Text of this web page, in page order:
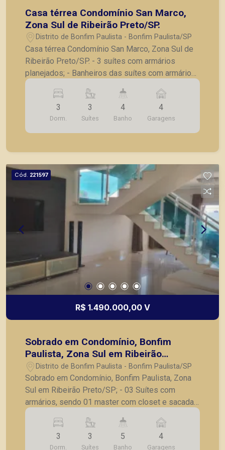
Casa térrea Condomínio San Marco,
Zona Sul de Ribeirão Preto/SP.
Distrito de Bonfim Paulista - Bonfim Paulista/SP
Casa térrea Condomínio San Marco, Zona Sul de
Ribeirão Preto/SP. - 3 suítes com armários
planejados; - Banheiros das suítes com armários,
espelhos e box blindex, fino acabamento; - Sala
para 2 ambientes; - Cozinha/ Área gourmet com
balcão em granito, depurador, cooktop, armários
planejador e churrasqueira elétrica; - Cozinha e
área gourmet integradas a sala; - Banheiro na área
Corredor lateral com jardim; - 4 vagas de
garagem, sendo 2 cobertas; - Frente da casa com
jardim e paisagismo; - Casa nova, recém
construída, com fino acabamento nos quartos e
banheiros, demais ambientes. A Piramid tem
como objetivo atender seus clientes com
agilidade e segurança, em locação, vendas de
imóveis prontos, usados ou mesmo nos
principais lançamentos da cidade de Ribeirão
Preto.
3
Dorm.
3
Suítes
4
Banho
4
Garagens
Cód. 221597
R$ 1.490.000,00 V
Sobrado em Condomínio, Bonfim
Paulista, Zona Sul em Ribeirão
Preto/SP;
Distrito de Bonfim Paulista - Bonfim Paulista/SP
Sobrado em Condomínio, Bonfim Paulista, Zona
Sul em Ribeirão Preto/SP; - 03 Suítes com
armários, sendo 01 master com closet e sacada;
- Sala climatizada para 02 ambientes; - Lavabo; -
Varanda gourmet; - Piscina; - Vestiário; - Cozinha
planejada; - Lavanderia; - Entradas laterais
3
Dorm.
3
Suítes
5
Banho
4
Garagens